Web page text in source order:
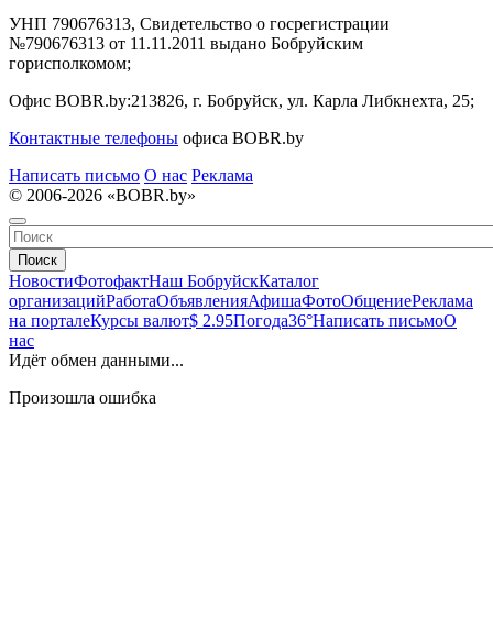
УНП 790676313, Свидетельство о госрегистрации
№790676313 от 11.11.2011 выдано Бобруйским
горисполкомом;
Офис BOBR.by:213826, г. Бобруйск, ул. Карла Либкнехта, 25;
Контактные телефоны офиса BOBR.by
Написать письмо О нас Реклама
© 2006-2026 «BOBR.by»
Поиск
НовостиФотофактНаш БобруйскКаталог
организацийРаботаОбъявленияАфишаФотоОбщениеРеклама
на порталеКурсы валют$ 2.95Погода36°Написать письмоО
нас
Идёт обмен данными...
Произошла ошибка